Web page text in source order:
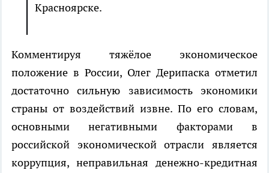
Красноярске.
Комментируя тяжёлое экономическое
положение в России, Олег Дерипаска отметил
достаточно сильную зависимость экономики
страны от воздействий извне. По его словам,
основными негативными факторами в
российской экономической отрасли является
коррупция, неправильная денежно-кредитная